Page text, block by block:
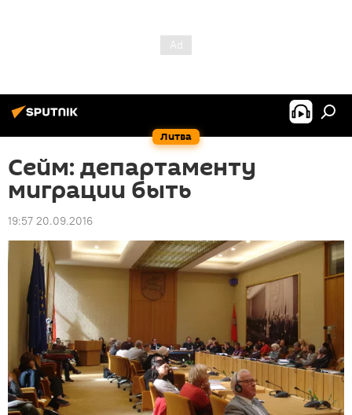
Литва
Сейм: департаменту
миграции быть
19:57 20.09.2016